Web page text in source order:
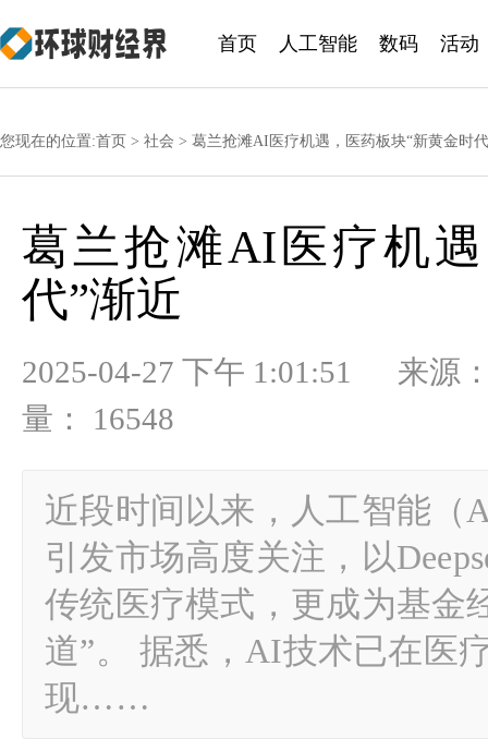
首页 人工智能 数码 活动
您现在的位置:首页 > 社会 > 葛兰抢滩AI医疗机遇，医药板块“新黄金时
葛兰抢滩AI医疗机
代”渐近
2025-04-27 下午 1:01:51 来
量： 16548
近段时间以来，人工智能（
引发市场高度关注，以
传统医疗模式，更成为基金
道”。 据悉，AI技术已在医
现……